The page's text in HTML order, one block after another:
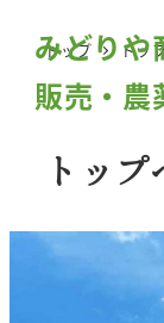
みどり
販売・農
トップ トッ
トッ